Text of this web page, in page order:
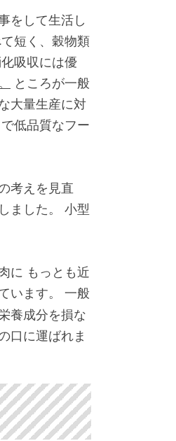
をして生活し
短く、穀物類
吸収には優
ところが一般
大量生産に対
低品質なフー
考えを見直
ました。 小型
に もっとも近
います。一般
養成分を損な
口に運ばれま